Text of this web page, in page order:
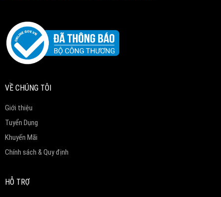
VỀ CHÚNG TÔI
Giới thiệu
Tuyển Dụng
Khuyến Mãi
Chính sách & Quy định
HỖ TRỢ